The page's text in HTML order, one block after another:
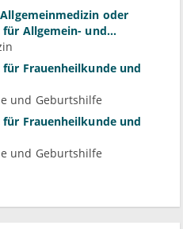
oder
Allgemein- und
für Psychiatrie und
Medizin
Frauenheilkunde und
und Geburtshilfe
Frauenheilkunde und
und Geburtshilfe